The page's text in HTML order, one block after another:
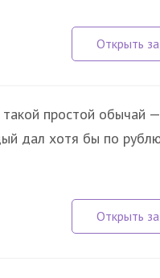
такой простой обычай
дал хотя бы по